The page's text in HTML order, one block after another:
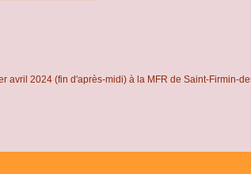
avril 2024 (fin d'après-midi) à la MFR de Saint-Firmin-